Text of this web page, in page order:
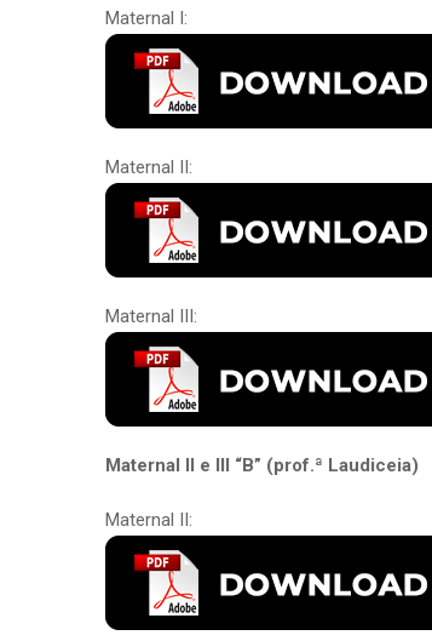
Maternal I:
Maternal II:
Maternal III:
Maternal II e III “B” (prof.ª Laudiceia)
Maternal II: